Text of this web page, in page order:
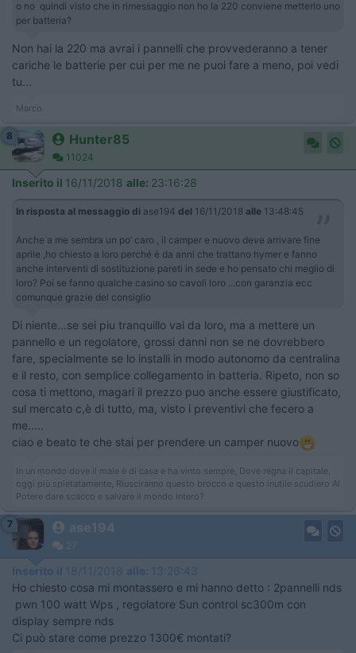
o no quindi visto che in rimessaggio non ho la 220 conviene metterlo uno
per batteria?
Non hai la 220 ma avrai i pannelli che provvederanno a tener
cariche le batterie per cui per me ne puoi fare a meno, poi vedi
tu...
Marco
8 Hunter85
11024
Inserito il 16/11/2018 alle: 23:16:28
In risposta al messaggio di ase194 del 16/11/2018 alle 13:48:45
Anche a me sembra un po’ caro , il camper e nuovo deve arrivare fine
aprile ,ho chiesto a loro perché è da anni che trattano hymer e fanno
anche interventi di sostituzione pareti in sede e ho pensato chi meglio di
loro? Poi se fanno qualche casino so cavoli loro ...con garanzia ecc
comunque grazie del consiglio
Di niente...se sei piu tranquillo vai da loro, ma a mettere un
pannello e un regolatore, grossi danni non se ne dovrebbero
fare, specialmente se lo installi in modo autonomo da centralina
e il resto, con semplice collegamento in batteria. Ripeto, non so
cosa ti mettono, magari il prezzo puo anche essere giustificato,
sul mercato c,è di tutto, ma, visto i preventivi che fecero a
me.....
ciao e beato te che stai per prendere un camper nuovo
In un mondo dove il male è di casa e ha vinto sempre, Dove regna il capitale,
oggi più spietatamente, Riusciranno questo brocco e questo inutile scudiero Al
Potere dare scacco e salvare il mondo intero?
7 ase194
27
Inserito il 18/11/2018 alle: 13:26:43
Ho chiesto cosa mi montassero e mi hanno detto : 2pannelli nds
pwn 100 watt Wps , regolatore Sun control sc300m con
display sempre nds
Ci può stare come prezzo 1300€ montati?